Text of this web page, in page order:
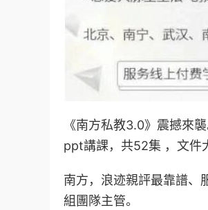
《南方私教3.0》震撼來
ppt講課，共52集 ，文件
南方，浪迹親評最靠譜、
組團隊主管。